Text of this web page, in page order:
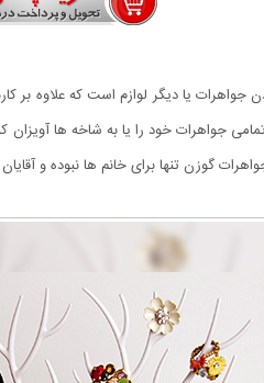
جواهرات یا دیگر لوازم است که علاوه
جواهرات خود را یا به شاخه ها
گوزن تنها برای خانم ها نبوده و